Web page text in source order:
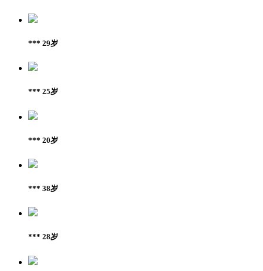
*** 29岁
*** 25岁
*** 20岁
*** 38岁
*** 28岁